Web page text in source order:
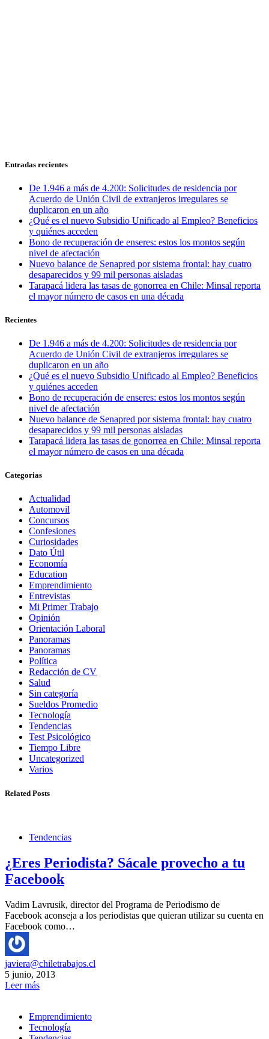
Entradas recientes
De 1.946 a más de 4.200: Solicitudes de residencia por
Acuerdo de Unión Civil de extranjeros irregulares se
duplicaron en un año
¿Qué es el nuevo Subsidio Unificado al Empleo? Beneficios
y quiénes acceden
Bono de recuperación de enseres: estos los montos según
nivel de afectación
Nuevo balance de Senapred por sistema frontal: hay cuatro
desaparecidos y 99 mil personas aisladas
Tarapacá lidera las tasas de gonorrea en Chile: Minsal reporta
el mayor número de casos en una década
Recientes
De 1.946 a más de 4.200: Solicitudes de residencia por
Acuerdo de Unión Civil de extranjeros irregulares se
duplicaron en un año
¿Qué es el nuevo Subsidio Unificado al Empleo? Beneficios
y quiénes acceden
Bono de recuperación de enseres: estos los montos según
nivel de afectación
Nuevo balance de Senapred por sistema frontal: hay cuatro
desaparecidos y 99 mil personas aisladas
Tarapacá lidera las tasas de gonorrea en Chile: Minsal reporta
el mayor número de casos en una década
Categorias
Actualidad
Automovil
Concursos
Confesiones
Curiosidades
Dato Útil
Economía
Education
Emprendimiento
Entrevistas
Mi Primer Trabajo
Opinión
Orientación Laboral
Panoramas
Panoramas
Política
Redacción de CV
Salud
Sin categoría
Sueldos Promedio
Tecnología
Tendencias
Test Psicológico
Tiempo Libre
Uncategorized
Varios
Related Posts
Tendencias
¿Eres Periodista? Sácale provecho a tu
Facebook
Vadim Lavrusik, director del Programa de Periodismo de
Facebook aconseja a los periodistas que quieran utilizar su cuenta en
Facebook como…
javiera@chiletrabajos.cl
5 junio, 2013
Leer más
Emprendimiento
Tecnología